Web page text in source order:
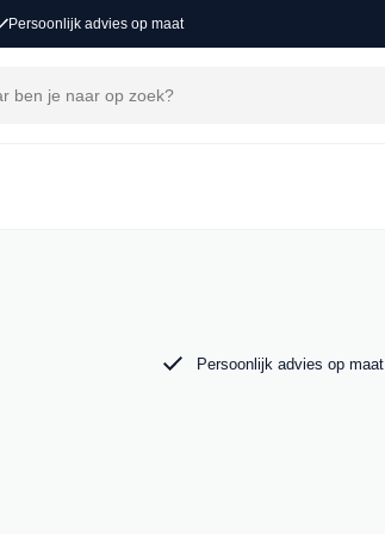
Persoonlijk advies op maat
Auto vind je een zorgvuldig
de krachtige Audi RS6. Bekijk ons aanbod
Persoonlijk advies op maat